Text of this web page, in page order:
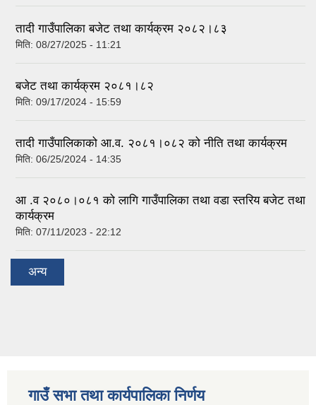
तादी गाउँपालिका बजेट तथा कार्यक्रम २०८२।८३
मिति: 08/27/2025 - 11:21
बजेट तथा कार्यक्रम २०८१।८२
मिति: 09/17/2024 - 15:59
तादी गाउँपालिकाको आ.व. २०८१।०८२ को नीति तथा कार्यक्रम
मिति: 06/25/2024 - 14:35
आ .व २०८०।०८१ को लागि गाउँपालिका तथा वडा स्तरिय बजेट तथा
कार्यक्रम
मिति: 07/11/2023 - 22:12
अन्य
गाउँ सभा तथा कार्यपालिका निर्णय